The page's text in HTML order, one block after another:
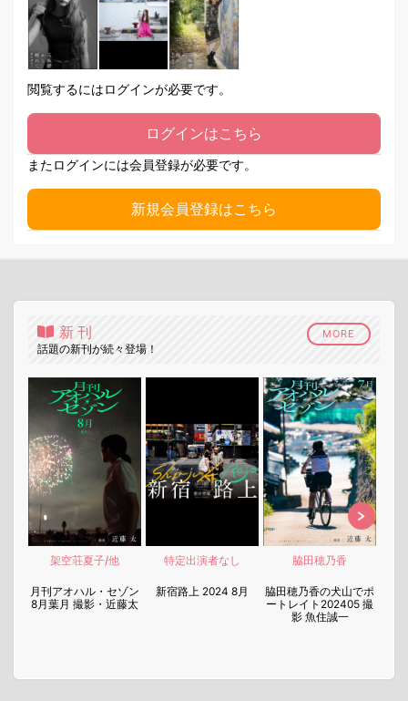
閲覧するにはログインが必要です。
ログインはこちら
またログインには会員登録が必要です。
新規会員登録はこちら
新刊
話題の新刊が続々登場！
MORE
架空荘夏子/他
月刊アオハル・セゾン
8月葉月 撮影・近藤太
特定出演者なし
新宿路上 2024 8月
脇田穂乃香
脇田穂乃香の犬山でポ
ートレイト202405 撮
影 魚住誠一